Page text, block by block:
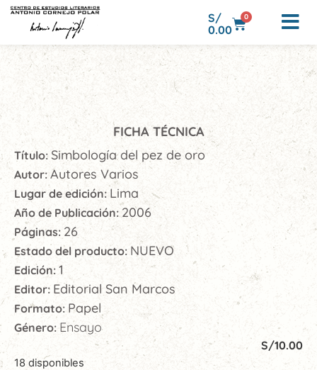
S/
0.00
0
FICHA TÉCNICA
Título: Simbología del pez de oro
Autor: Autores Varios
Lugar de edición: Lima
Año de Publicación:2006
Páginas: 26
Estado del producto: NUEVO
Edición: 1
Editor: Editorial San Marcos
Formato: Papel
Género: Ensayo
S/10.00
18 disponibles